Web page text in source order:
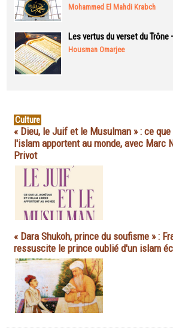
Mohammed El Mahdi Krabch
Les vertus du verset du Trône
Housman Omarjee
Culture
« Dieu, le Juif et le Musulman » : ce
l'islam apportent au monde, avec Marc
Privot
« Dara Shukoh, prince du soufisme » :
ressuscite le prince oublié d'un islam